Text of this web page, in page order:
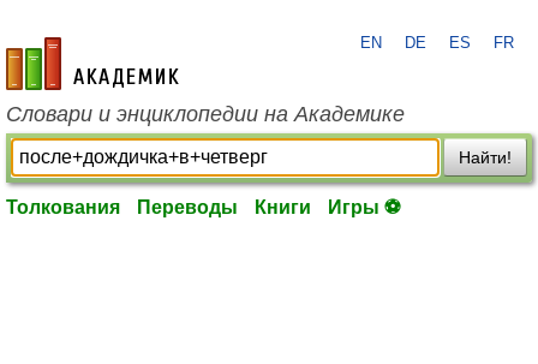
academic.ru
EN DE ES FR
Словари и энциклопедии на Академике
Найти!
Толкования Переводы Книги Игры ⚽